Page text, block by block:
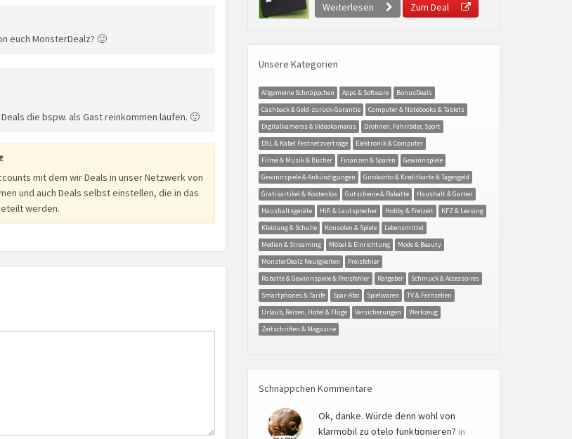
euch MonsterDealz? 🙂
die bspw. als Gast reinkommen laufen. 🙂
#
mit dem wir Deals in unser Netzwerk von
und auch Deals selbst einstellen, die in das
werden.
Weiterlesen
Zum Deal
Unsere Kategorien
Allgemeine Schnäppchen Apps & Software
BonusDeals
Cashback & Geld-zurück-Garantie
Computer & Notebooks & Tablets
Digitalkameras & Videokameras
Drohnen, Fahrräder, Sport
DSL & Kabel Festnetzverträge
Elektronik & Computer
Filme & Musik & Bücher
Finanzen & Sparen
Gewinnspiele
Gewinnspiele & Ankündigungen
Girokonto & Kreditkarte & Tagesgeld
Gratisartikel & Kostenlos
Gutscheine & Rabatte
Haushalt & Garten
Haushaltsgeräte
Hifi & Lautsprecher Hobby & Freizeit
KFZ & Leasing
Kleidung & Schuhe
Konsolen & Spiele
Lebensmittel
Medien & Streaming
Möbel & Einrichtung
Mode & Beauty
MonsterDealz Neuigkeiten
Preisfehler
Rabatte & Gewinnspiele & Preisfehler
Ratgeber
Schmuck & Accessoires
Smartphones & Tarife
Spar-Abo Spielwaren
TV & Fernsehen
Urlaub, Reisen, Hotel & Flüge
Versicherungen
Werkzeug
Zeitschriften & Magazine
Schnäppchen Kommentare
Ok, danke. Würde denn wohl von
klarmobil zu otelo funktionieren? in